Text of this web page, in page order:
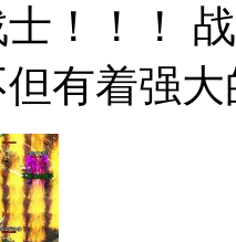
！！！
有着强